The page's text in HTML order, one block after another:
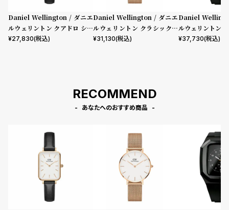
Daniel Wellington / ダニエ
ルウェリントン クアドロ シェ
フィールド ローズゴールド/ホ
¥27,830(税込)
Daniel Wellington / ダニエ
ルウェリントン クラシックペ
ティット メルローズ ローズゴ
¥31,130(税込)
Daniel
ルウェリントン
mm Apple
¥37,730(税込)
RECOMMEND
あなたへのおすすめ商品